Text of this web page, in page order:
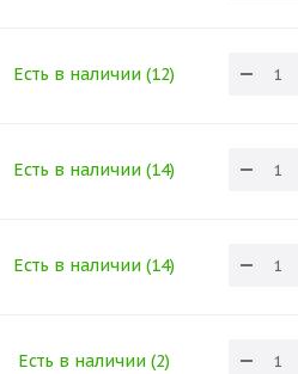
Есть в наличии (12)
Есть в наличии (14)
Есть в наличии (14)
Есть в наличии (2)